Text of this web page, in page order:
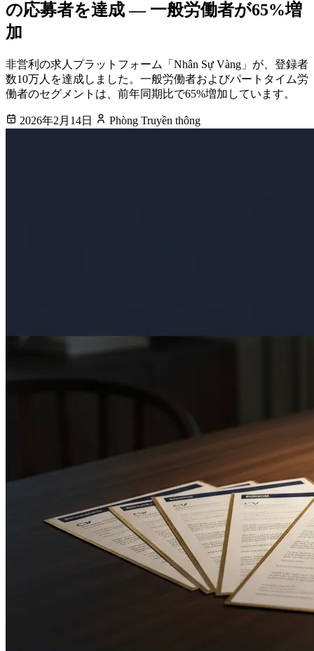
の応募者を達成 — 一般労働者が65%増
加
非営利の求人プラットフォーム「Nhân Sự Vàng」が、登録者
数10万人を達成しました。一般労働者およびパートタイム労
働者のセグメントは、前年同期比で65%増加しています。
2026年2月14日 Phòng Truyền thông